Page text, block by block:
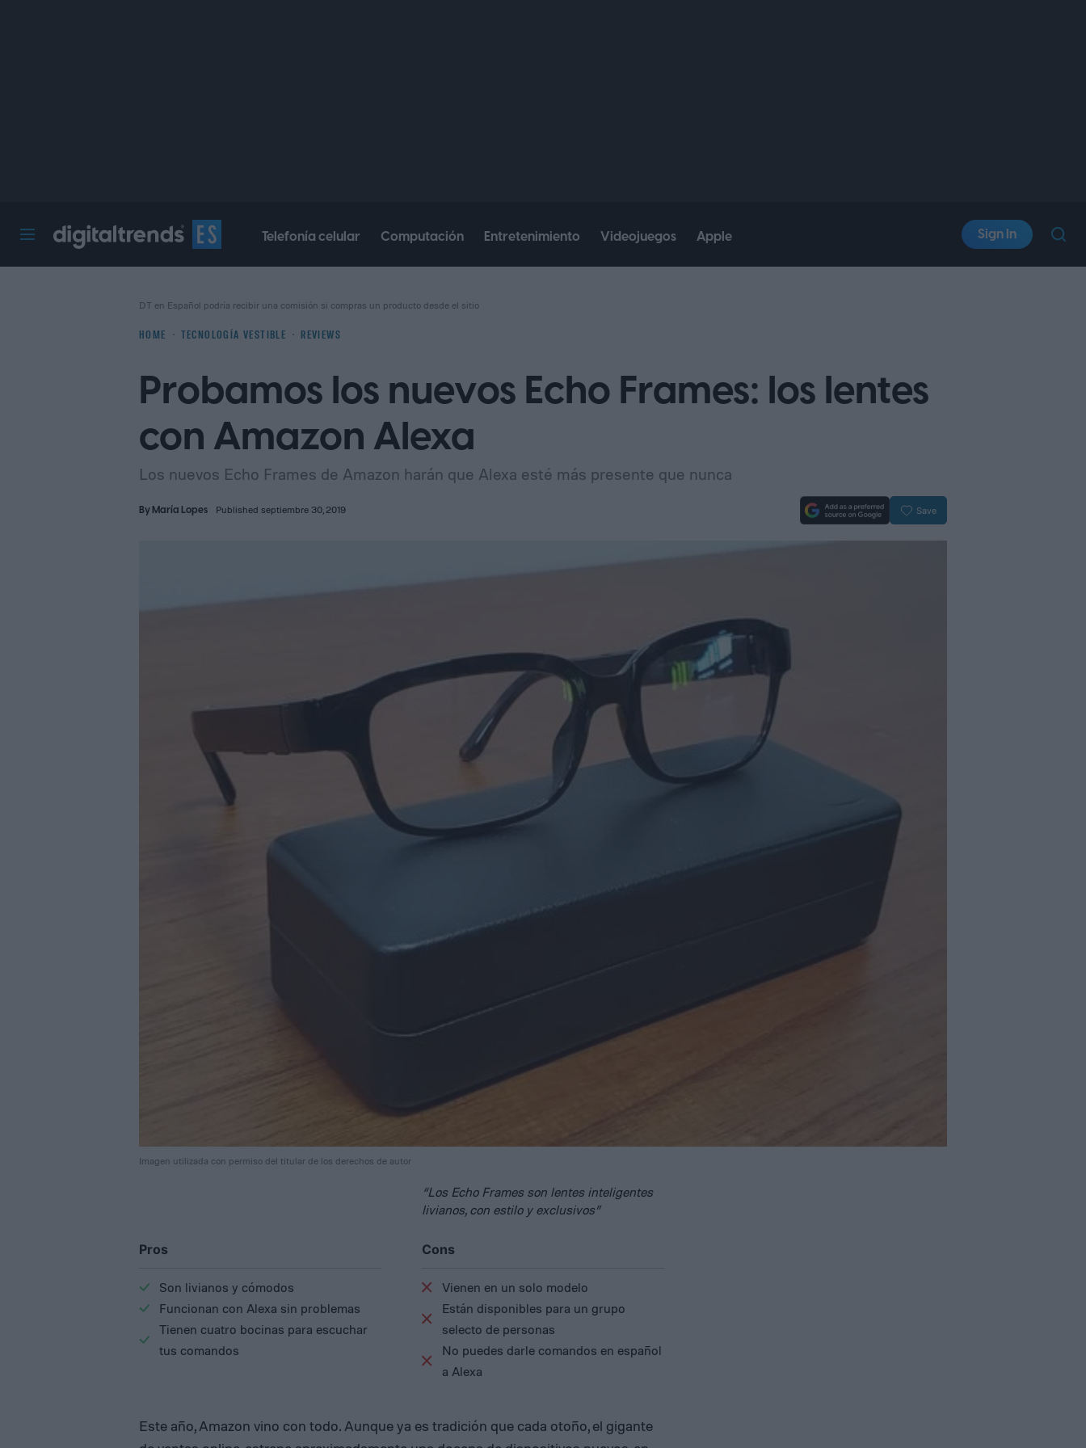
Telefonía celular Computación Entretenimiento Videojuegos Apple Sign In
HOME TECNOLOGÍA VESTIBLE REVIEWS
DT en Español podría recibir una comisión si compras un producto desde el sitio
Probamos los nuevos Echo Frames: los lentes
con Amazon Alexa
Los nuevos Echo Frames de Amazon harán que Alexa esté más presente que nunca
ByMaría Lopes Published septiembre 30, 2019 Save
Imagen utilizada con permiso del titular de los derechos de autor
“Los Echo Frames son lentes inteligentes
livianos, con estilo y exclusivos”
Pros
Son livianos y cómodos
Funcionan con Alexa sin problemas
Tienen cuatro bocinas para escuchar
tus comandos
Cons
Vienen en un solo modelo
Están disponibles para un grupo
selecto de personas
No puedes darle comandos en español
a Alexa
Este año, Amazon vino con todo. Aunque ya es tradición que cada otoño, el gigante